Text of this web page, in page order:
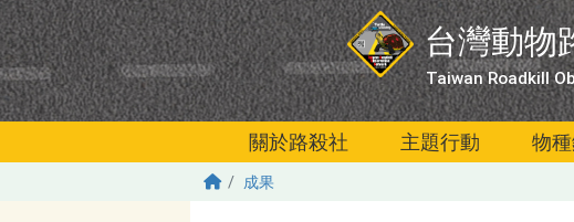
移至主內容
台灣動物
Taiwan Roadkill
關於路殺社 主題行動 物
成果